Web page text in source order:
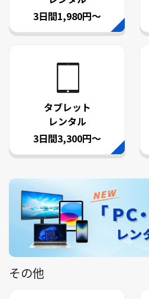
3日間1,980円～
タブレット
レンタル
3日間3,300円～
その他